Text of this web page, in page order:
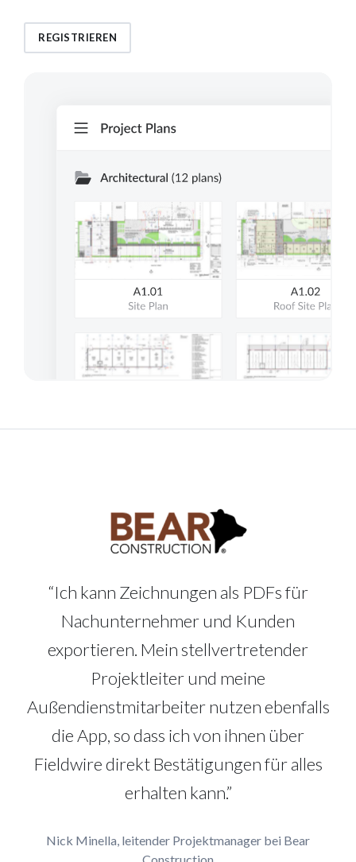
REGISTRIEREN
“Ich kann Zeichnungen als PDFs für
Nachunternehmer und Kunden
exportieren. Mein stellvertretender
Projektleiter und meine
Außendienstmitarbeiter nutzen ebenfalls
die App, so dass ich von ihnen über
Fieldwire direkt Bestätigungen für alles
erhalten kann.”
Nick Minella, leitender Projektmanager bei Bear